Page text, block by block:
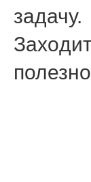
задачу.